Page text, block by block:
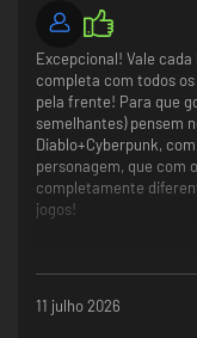
Encontra aliados e
de The Ascent em busca
círculos mais ricos.
Excepcional! Vale
completa com todos
pela frente! Para que
semelhantes) pensem
Diablo+Cyberpunk,
personagem, que com
completamente
jogos!
11 julho 2026